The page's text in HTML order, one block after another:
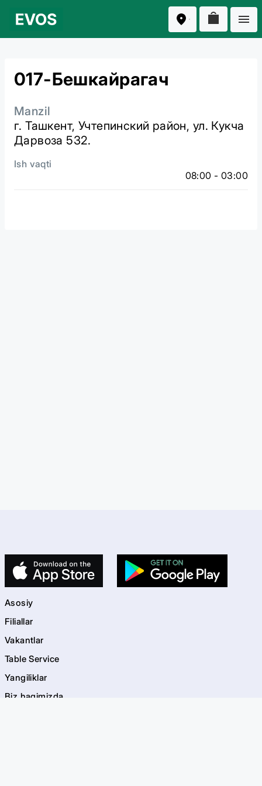
017-Бешкайрагач
Manzil
г. Ташкент, Учтепинский район, ул. Кукча
Дарвоза 532.
Ish vaqti
08:00 - 03:00
Asosiy
Filiallar
Vakantlar
Table Service
Yangiliklar
Biz haqimizda